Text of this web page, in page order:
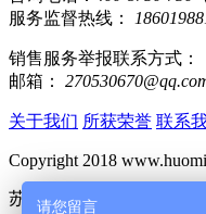
服务监督热线：
销售服务举报联系方式：
邮箱：
关于我们 所获荣誉 联系
Copyright 2018
苏ICP备15062489号-2
请您留言